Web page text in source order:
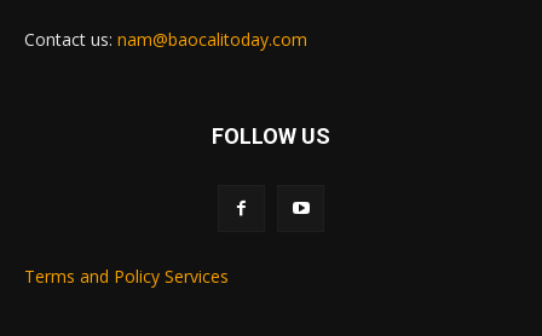
Contact us: nam@baocalitoday.com
FOLLOW US
Terms and Policy Services